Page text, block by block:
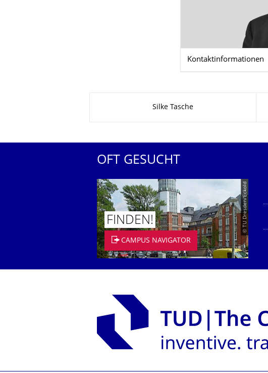
Kontaktinformationen
Silke Tasche
OFT GESUCHT
© TU Dresden/Eckold
FINDEN!
CAMPUS NAVIGATOR